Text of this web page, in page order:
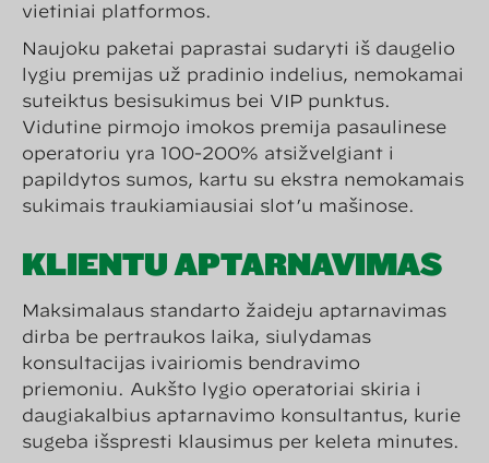
vietiniai platformos.
Naujokų paketai paprastai sudaryti iš daugelio
lygių premijas už pradinio indėlius, nemokamai
suteiktus besisukimus bei VIP punktus.
Vidutinė pirmojo įmokos premija pasaulinėse
operatorių yra 100-200% atsižvelgiant į
papildytos sumos, kartu su ekstra nemokamais
sukimais traukiamiausiai slot’ų mašinose.
KLIENTŲ APTARNAVIMAS
Maksimalaus standarto žaidėjų aptarnavimas
dirba be pertraukos laiką, siūlydamas
konsultacijas įvairiomis bendravimo
priemonių. Aukšto lygio operatoriai skiria į
daugiakalbius aptarnavimo konsultantus, kurie
sugeba išspręsti klausimus per keletą minutes.